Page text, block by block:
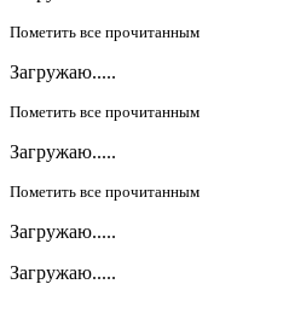
Пометить все прочитанным
Загружаю.....
Пометить все прочитанным
Загружаю.....
Пометить все прочитанным
Загружаю.....
Загружаю.....